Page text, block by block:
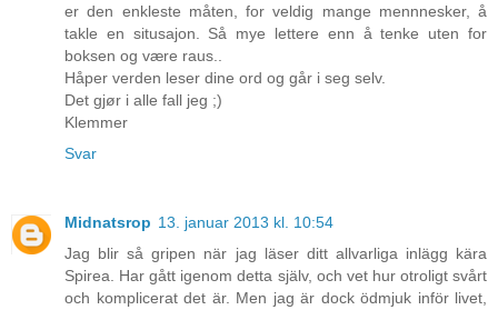
er den enkleste måten, for veldig mange mennnesker, å
takle en situsajon. Så mye lettere enn å tenke uten for
boksen og være raus..
Håper verden leser dine ord og går i seg selv.
Det gjør i alle fall jeg ;)
Klemmer
Svar
Midnatsrop 13. januar 2013 kl. 10:54
Jag blir så gripen när jag läser ditt allvarliga inlägg kära
Spirea. Har gått igenom detta själv, och vet hur otroligt svårt
och komplicerat det är. Men jag är dock ödmjuk inför livet,